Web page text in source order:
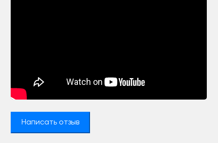
Написать отзыв